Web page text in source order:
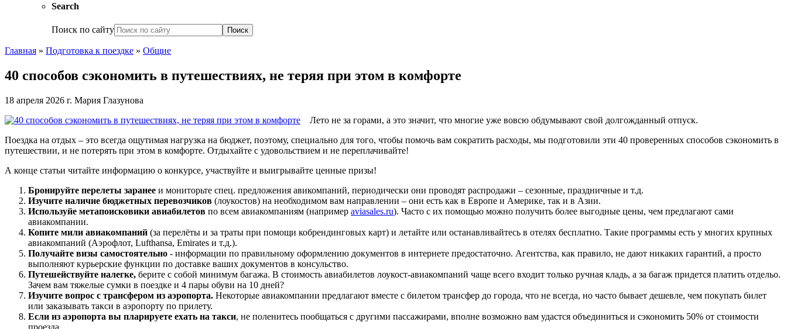
Search
Поиск по сайту
Главная » Подготовка к поездке » Общие
40 способов сэкономить в путешествиях, не теряя при этом в комфорте
18 апреля 2026 г. Мария Глазунова
Лето не за горами, а это значит, что многие уже вовсю обдумывают свой долгожданный отпуск.
Поездка на отдых – это всегда ощутимая нагрузка на бюджет, поэтому, специально для того, чтобы помочь вам сократить расходы, мы подготовили эти 40 проверенных способов сэкономить в
путешествии, и не потерять при этом в комфорте. Отдыхайте с удовольствием и не переплачивайте!
А конце статьи читайте информацию о конкурсе, участвуйте и выигрывайте ценные призы!
Бронируйте перелеты заранее и мониторьте спец. предложения авикомпаний, периодически они проводят распродажи – сезонные, праздничные и т.д.
Изучите наличие бюджетных перевозчиков (лоукостов) на необходимом вам направлении – они есть как в Европе и Америке, так и в Азии.
Используйе метапоисковики авиабилетов по всем авиакомпаниям (например aviasales.ru). Часто с их помощью можно получить более выгодные цены, чем предлагают сами
авиакомпании.
Копите мили авиакомпаний (за перелёты и за траты при помощи кобрендинговых карт) и летайте или останавливайтесь в отелях бесплатно. Такие программы есть у многих крупных
авиакомпаний (Аэрофлот, Lufthansa, Emirates и т.д.).
Получайте визы самостоятельно - информации по правильному оформлению документов в интернете предостаточно. Агентства, как правило, не дают никаких гарантий, а просто
выполняют курьерские функции по доставке ваших документов в консульство.
Путешействуйте налегке, берите с собой минимум багажа. В стоимость авиабилетов лоукост-авиакомпаний чаще всего входит только ручная кладь, а за багаж придется платить отдельо.
Зачем вам тяжелые сумки в поездке и 4 пары обуви на 10 дней?
Изучите вопрос с трансфером из аэропорта. Некоторые авиакомпании предлагают вместе с билетом трансфер до города, что не всегда, но часто бывает дешевле, чем покупать билет
или заказывать такси в аэропорту по прилету.
Если из аэропорта вы пларируете ехать на такси, не поленитесь пообщаться с другими пассажирами, вполне возможно вам удастся объединиться и сэкономить 50% от стоимости
проезда.